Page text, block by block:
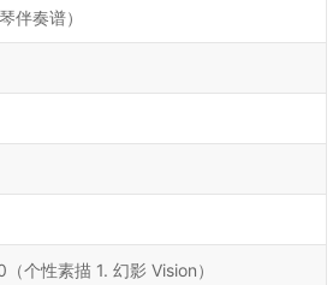
伴奏谱）
个性素描 1. 幻影 Vision）